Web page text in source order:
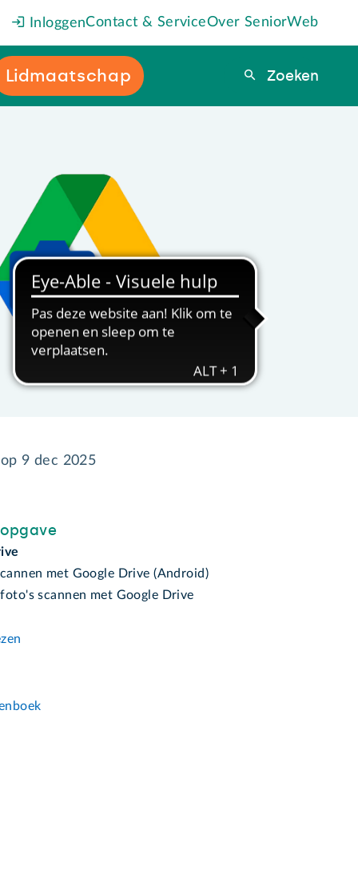
InloggenContact & ServiceOver SeniorWeb
Lidmaatschap Zoeken
Zoeken
9 dec 2025
met Google Drive (Android)
scannen met Google Drive